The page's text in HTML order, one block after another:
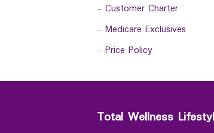
- Customer Charter
- Medicare Exclusives
- Price Policy
Total Wellness